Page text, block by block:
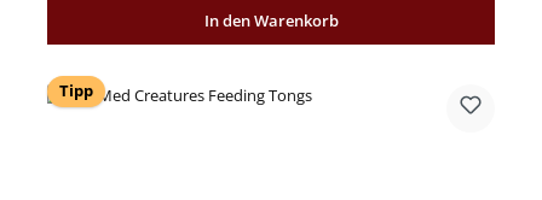
In den Warenkorb
Tipp